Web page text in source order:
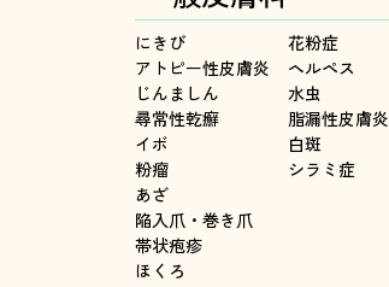
にきび
アトピー性皮膚炎
じんましん
尋常性乾癬
イボ
粉瘤
あざ
陥入爪・巻き爪
帯状疱疹
ほくろ
花粉症
ヘルペス
水虫
脂漏性皮膚炎
白斑
シラミ症